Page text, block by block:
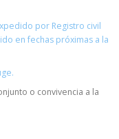
por Registro civil
en fechas próximas a la
o convivencia a la